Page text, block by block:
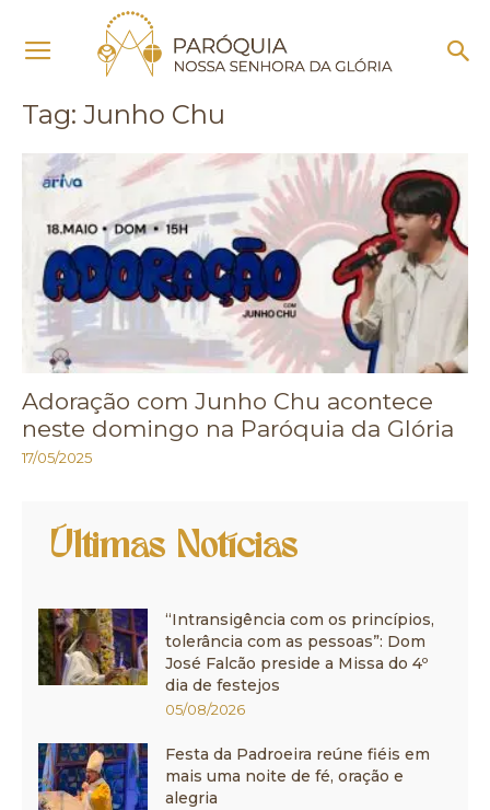
Junho Chu
Tag: Junho Chu
Adoração com Junho Chu acontece
neste domingo na Paróquia da Glória
17/05/2025
Últimas Notícias
“Intransigência com os princípios,
tolerância com as pessoas”: Dom
José Falcão preside a Missa do 4º
dia de festejos
05/08/2026
Festa da Padroeira reúne fiéis em
mais uma noite de fé, oração e
alegria